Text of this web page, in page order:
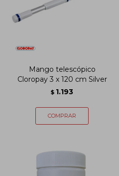
Mango telescópico
Cloropay 3 x 120 cm Silver
$ 1.193